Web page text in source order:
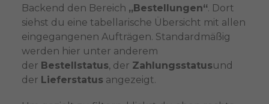
Backend den Bereich „Bestellungen“. Dort
siehst du eine tabellarische Übersicht mit allen
eingegangenen Aufträgen. Standardmäßig
werden hier unter anderem
der Bestellstatus, der Zahlungsstatusund
der Lieferstatusangezeigt.